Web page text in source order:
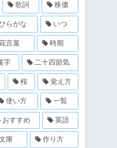
歌詞 株価
らがな いつ
言葉 時期
字 二十四節気
桜 覚え方
使い方 一覧
おすすめ 英語
庫 作り方